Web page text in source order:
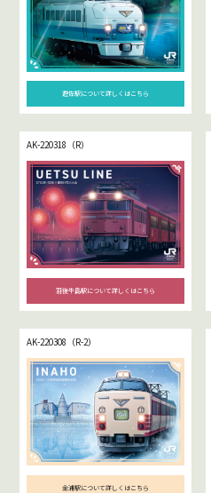
遊佐駅について詳しくはこちら
AK-220318（R）
羽後牛島駅について詳しくはこちら
AK-220308（R-2）
金浦駅について詳しくはこちら